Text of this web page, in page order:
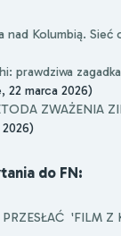
nad Kolumbią. Sieć
prawdziwa
22 marca 2026)
ZWAŻENIA
do FN:
'FILM Z